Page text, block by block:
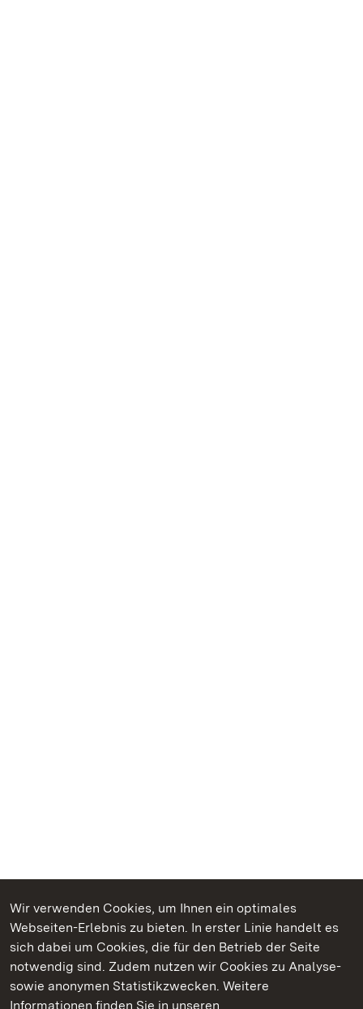
Wir verwenden Cookies, um Ihnen ein optimales
Webseiten-Erlebnis zu bieten. In erster Linie handelt es
sich dabei um Cookies, die für den Betrieb der Seite
notwendig sind. Zudem nutzen wir Cookies zu Analyse-
sowie anonymen Statistikzwecken. Weitere
Informationen finden Sie in unseren
Kommen. Staunen. Genießen.